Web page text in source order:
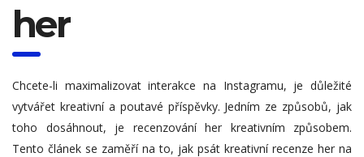
her
Chcete-li maximalizovat interakce na Instagramu, je důležité
vytvářet kreativní a poutavé příspěvky. Jedním ze způsobů, jak
toho dosáhnout, je recenzování her kreativním způsobem.
Tento článek se zaměří na to, jak psát kreativní recenze her na